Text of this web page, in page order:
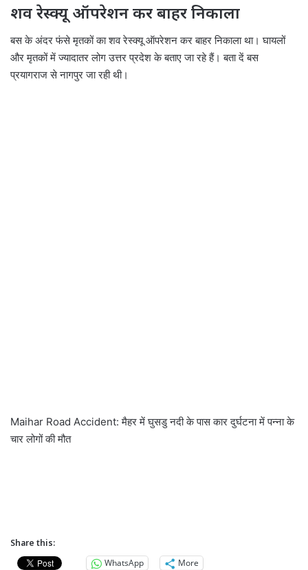
शव रेस्क्यू ऑपरेशन कर बाहर निकाला
बस के अंदर फंसे मृतकों का शव रेस्क्यू ऑपरेशन कर बाहर निकाला था। घायलों
और मृतकों में ज्यादातर लोग उत्तर प्रदेश के बताए जा रहे हैं। बता दें बस
प्रयागराज से नागपुर जा रही थी।
Maihar Road Accident: मैहर में घुसडु नदी के पास कार दुर्घटना में पन्ना के
चार लोगों की मौत
Share this:
WhatsApp
More